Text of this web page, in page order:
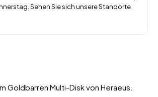
Sehen Sie sich unsere Standorte
Goldbarren Multi-Disk von Heraeus.